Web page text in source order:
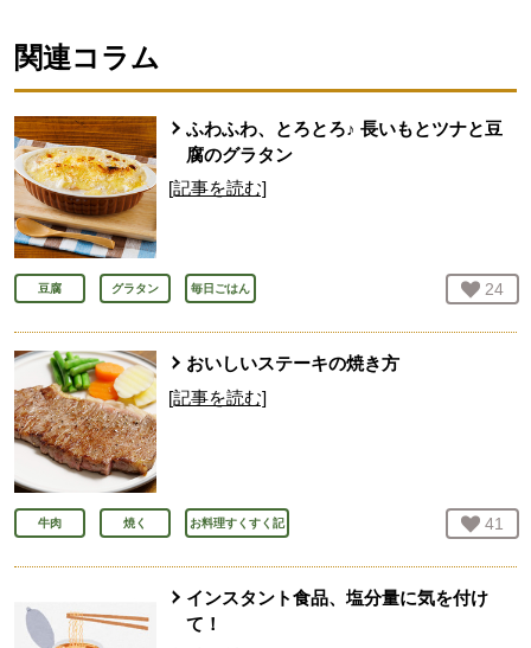
関連コラム
ふわふわ、とろとろ♪ 長いもとツナと豆
腐のグラタン
[記事を読む]
豆腐 グラタン 毎日ごはん お気
24
おいしいステーキの焼き方
[記事を読む]
牛肉 焼く お料理すくすく記 お気
41
インスタント食品、塩分量に気を付け
て！